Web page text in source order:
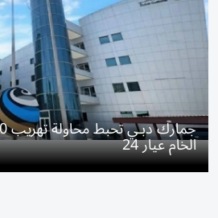
الخام عيار 24